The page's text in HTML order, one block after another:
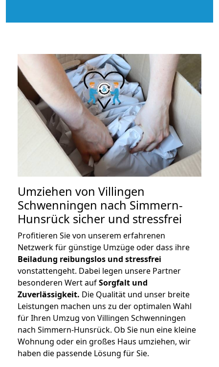
Umziehen von Villingen
Schwenningen nach Simmern-
Hunsrück sicher und stressfrei
Profitieren Sie von unserem erfahrenen
Netzwerk für günstige Umzüge oder dass ihre
Beiladung reibungslos und stressfrei
vonstattengeht. Dabei legen unsere Partner
besonderen Wert aufSorgfalt und
Zuverlässigkeit. Die Qualität und unser breite
Leistungen machen uns zu der optimalen Wahl
für Ihren Umzug von Villingen Schwenningen
nach Simmern-Hunsrück. Ob Sie nun eine kleine
Wohnung oder ein großes Haus umziehen, wir
haben die passende Lösung für Sie.